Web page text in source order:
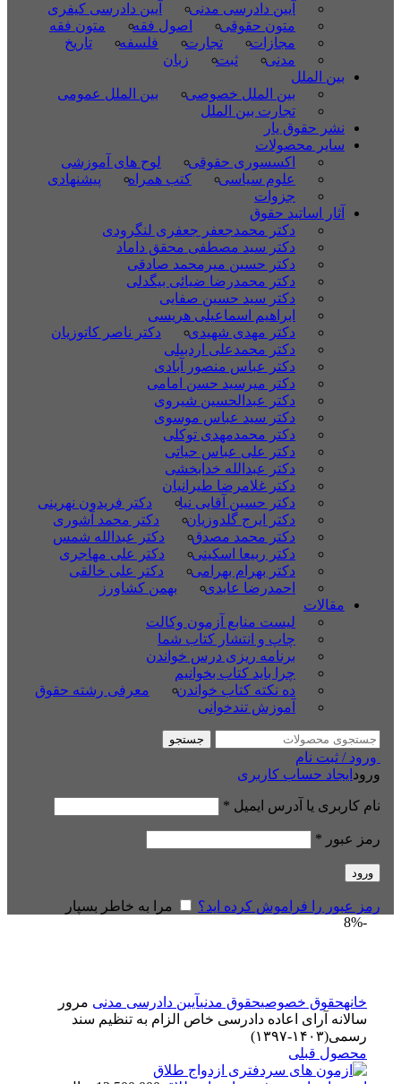
آیین دادرسی مدنی
آیین دادرسی کیفری
متون حقوقی
اصول فقه
متون فقه
مجازات
تجارت فلسفه
تاریخ
مدنی
ثبت
زبان
بین الملل
بین الملل خصوصی
بین الملل عمومی
تجارت بین الملل
نشر حقوق یار
سایر محصولات
اکسسوری حقوقی
لوح های آموزشی
علوم سیاسی
کتب همراه
پیشنهادی
جزوات
آثار اساتید حقوق
دکتر محمدجعفر جعفری لنگرودی
دکتر سید مصطفی محقق داماد
دکتر حسین میرمحمد صادقی
دکتر محمدرضا ضیائی بیگدلی
دکتر سید حسین صفایی
ابراهیم اسماعیلی هریسی
دکتر مهدی شهیدی
دکتر ناصر کاتوزیان
دکتر محمدعلی اردبیلی
دکتر عباس منصور آبادی
دکتر میرسید حسن امامی
دکتر عبدالحسین شیروی
دکتر سید عباس موسوی
دکتر محمدمهدی توکلی
دکتر علی عباس حیاتی
دکتر عبدالله خدابخشی
دکتر غلامرضا طیرانیان
دکتر حسین آقایی نیا
دکتر فریدون نهرینی
دکتر ایرج گلدوزیان
دکتر محمد آشوری
دکتر محمد مصدق
دکتر عبدالله شمس
دکتر ربیعا اسکینی
دکتر علی مهاجری
دکتر بهرام بهرامی
دکتر علی خالقی
احمدرضا عابدی
بهمن کشاورز
مقالات
لیست منابع آزمون وکالت
چاپ و انتشار کتاب شما
برنامه ریزی درس خواندن
چرا باید کتاب بخوانیم
ده نکته کتاب خواندن
معرفی رشته حقوق
آموزش تندخوانی
جستجو
ورود / ثبت نام
ورود ایجاد حساب کاربری
نام کاربری یا آدرس ایمیل *
رمز عبور *
ورود
رمز عبور را فراموش کرده اید؟
مرا به خاطر بسپار
-8%
خانهحقوق خصوصیحقوق مدنیآیین دادرسی مدنی مرور
سالانه آرای اعاده دادرسی خاص الزام به تنظیم سند
رسمی(۱۴۰۳-۱۳۹۷)
محصول قبلی